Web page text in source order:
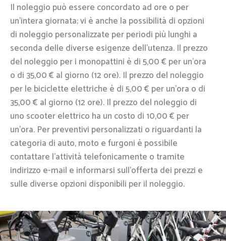
Il noleggio può essere concordato ad ore o per
un’intera giornata; vi è anche la possibilità di opzioni
di noleggio personalizzate per periodi più lunghi a
seconda delle diverse esigenze dell’utenza. Il prezzo
del noleggio per i monopattini è di 5,00 € per un’ora
o di 35,00 € al giorno (12 ore). Il prezzo del noleggio
per le biciclette elettriche è di 5,00 € per un’ora o di
35,00 € al giorno (12 ore). Il prezzo del noleggio di
uno scooter elettrico ha un costo di 10,00 € per
un’ora. Per preventivi personalizzati o riguardanti la
categoria di auto, moto e furgoni è possibile
contattare l’attività telefonicamente o tramite
indirizzo e-mail e informarsi sull’offerta dei prezzi e
sulle diverse opzioni disponibili per il noleggio.